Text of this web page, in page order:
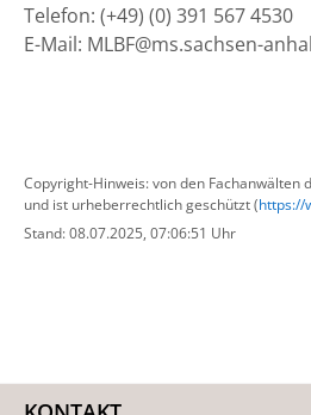
Telefon: (+49) (0) 391 567 4530
E-​Mail: MLBF@ms.sachsen-​
Copyright-Hinweis: von den Fachanwälten
und ist urheberrechtlich geschützt (https://
Stand: 08.07.2025, 07:06:51 Uhr